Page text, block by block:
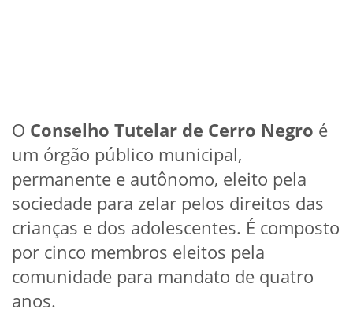
O Conselho Tutelar de Cerro Negro é
um órgão público municipal,
permanente e autônomo, eleito pela
sociedade para zelar pelos direitos das
crianças e dos adolescentes. É composto
por cinco membros eleitos pela
comunidade para mandato de quatro
anos.